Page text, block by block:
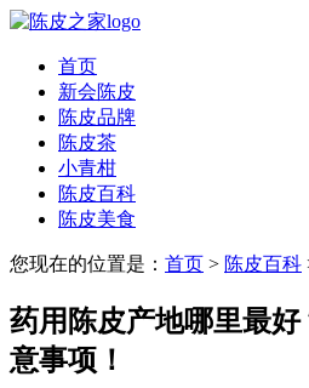
首页
新会陈皮
陈皮品牌
陈皮茶
小青柑
陈皮百科
陈皮美食
您现在的位置是： 首页 > 陈皮百科
药用陈皮产地哪里最
意事项！